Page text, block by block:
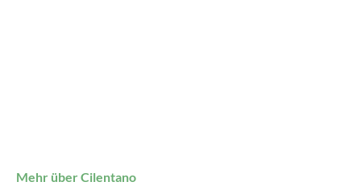
Mehr über Cilentano